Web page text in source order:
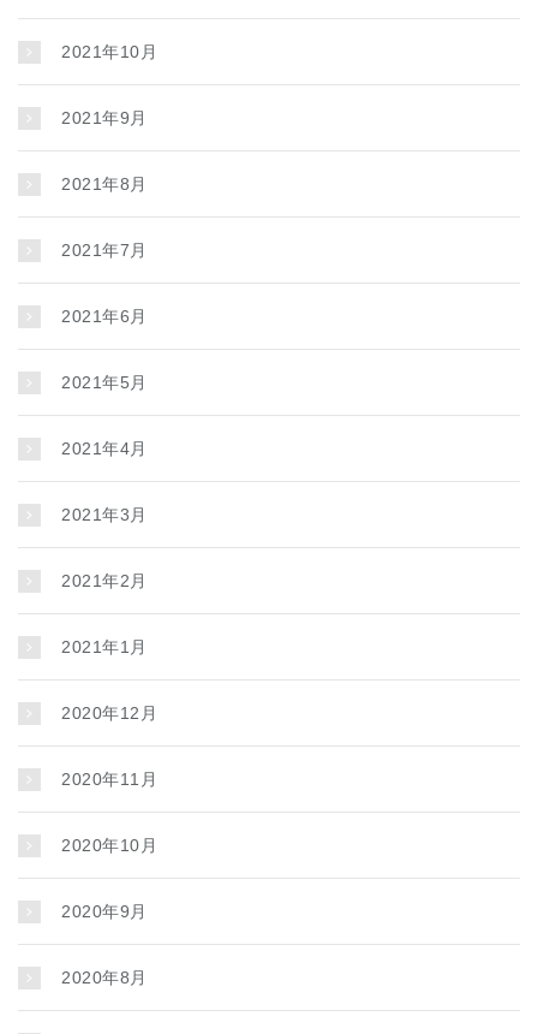
2021年10月
2021年9月
2021年8月
2021年7月
2021年6月
2021年5月
2021年4月
2021年3月
2021年2月
2021年1月
2020年12月
2020年11月
2020年10月
2020年9月
2020年8月